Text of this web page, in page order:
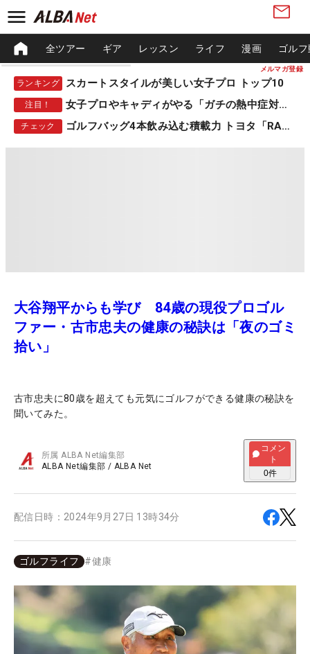
メルマガ登録
全ツアー ギア レッスン ライフ 漫画 ゴル
ランキング スカートスタイルが美しい女子プロ トップ10
注目！ 女子プロやキャディがやる「ガチの熱中症対策」
チェック ゴルフバッグ4本飲み込む積載力 トヨタ「RAV4」
大谷翔平からも学び 84歳の現役プロゴル
ファー・古市忠夫の健康の秘訣は「夜のゴミ
拾い」
古市忠夫に80歳を超えても元気にゴルフができる健康の秘訣を
聞いてみた。
所属ALBA Net編集部
ALBA Net編集部 / ALBA Net
コメン
ト
0件
配信日時： 2024年9月27日 13時34分
ゴルフライフ #健康